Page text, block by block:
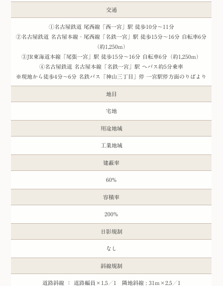
交通
①名古屋鉄道 尾西線「西一宮」駅 徒歩10分〜11分
②名古屋鉄道 名古屋本線・尾西線「名鉄一宮」駅 徒歩15分〜16分 自転車6分
（約1,250m）
③JR東海道本線「尾張一宮」駅 徒歩15分〜16分 自転車6分（約1,250m）
④名古屋鉄道 名古屋本線「名鉄一宮」駅 へバス約5分乗車
※現地から徒歩4分～6分 名鉄バス「神山三丁目」停 一宮駅停方面のりばより
地目
宅地
用途地域
工業地域
建蔽率
60%
容積率
200%
日影規制
なし
斜線規制
道路斜線 ： 道路幅員×1.5／1 隣地斜線 : 31m×2.5／1